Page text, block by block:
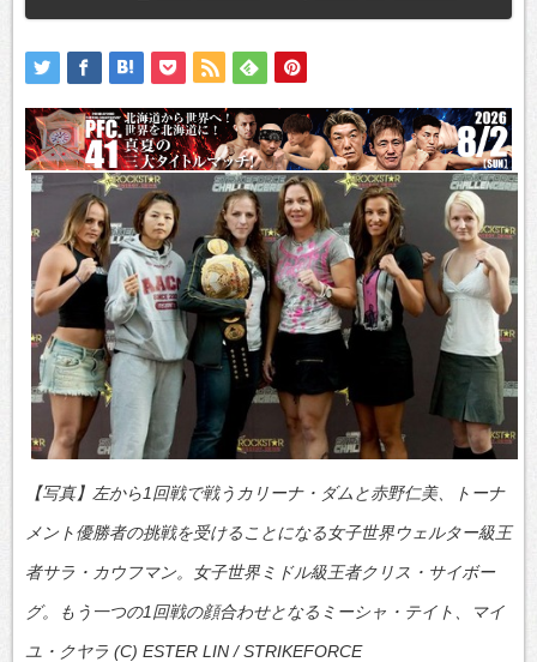
【写真】左から1回戦で戦うカリーナ・ダムと赤野仁美、トーナ
メント優勝者の挑戦を受けることになる女子世界ウェルター級王
者サラ・カウフマン。女子世界ミドル級王者クリス・サイボー
グ。もう一つの1回戦の顔合わせとなるミーシャ・テイト、マイ
ユ・クヤラ (C) ESTER LIN / STRIKEFORCE